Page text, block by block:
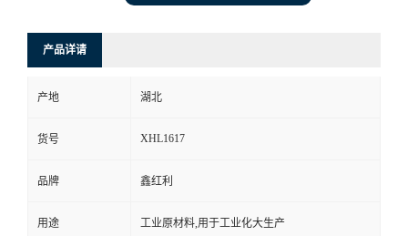
产品详请
产地 湖北
货号 XHL1617
品牌 鑫红利
用途 工业原材料,用于工业化大生产